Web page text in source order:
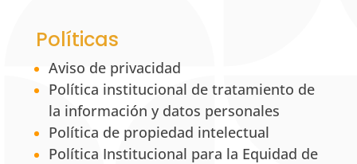
Políticas
Aviso de privacidad
Política institucional de tratamiento de
la información y datos personales
Política de propiedad intelectual
Política Institucional para la Equidad de